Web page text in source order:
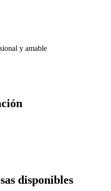
y amable
disponibles